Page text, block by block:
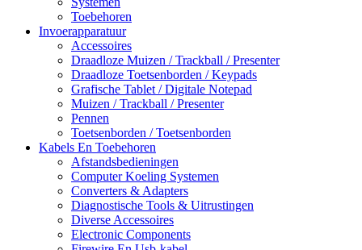
Toebehoren
Invoerapparatuur
Accessoires
Draadloze Muizen / Trackball / Presenter
Draadloze Toetsenborden / Keypads
Grafische Tablet / Digitale Notepad
Muizen / Trackball / Presenter
Pennen
Toetsenborden / Toetsenborden
Kabels En Toebehoren
Afstandsbedieningen
Computer Koeling Systemen
Converters & Adapters
Diagnostische Tools & Uitrustingen
Diverse Accessoires
Electronic Components